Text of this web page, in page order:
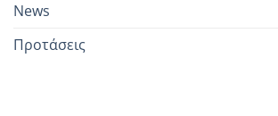
News
Προτάσεις